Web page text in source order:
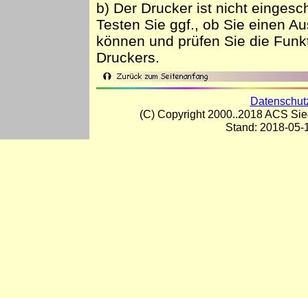
b) Der Drucker ist nicht
Testen Sie ggf., ob Sie einen
können und prüfen Sie die
Druckers.
(C) Copyright 2000..2018 ACS
Stand: 2018-05-